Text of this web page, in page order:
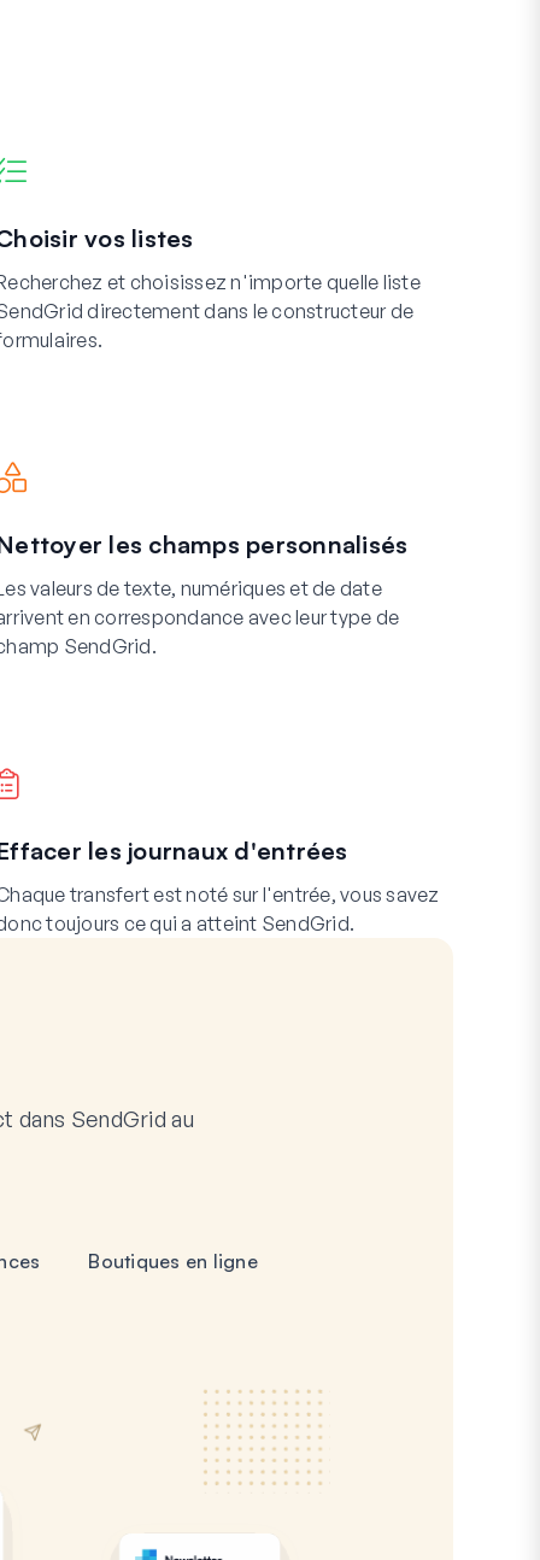
vos listes
et choisissez n'importe quelle liste
directement dans le constructeur de
les champs personnalisés
valeurs de texte, numériques et de date
en correspondance avec leur type de
SendGrid.
les journaux d'entrées
transfert est noté sur l'entrée, vous savez
toujours ce qui a atteint SendGrid.
dans SendGrid au
Boutiques en ligne